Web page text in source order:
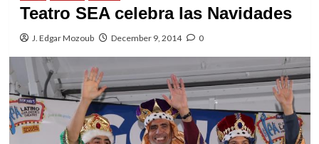
Teatro SEA celebra las Navidades
J. Edgar Mozoub December 9, 2014 0